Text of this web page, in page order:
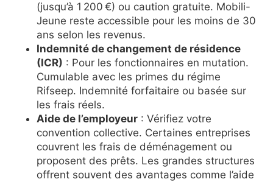
(jusqu’à 1 200 €) ou caution gratuite. Mobili-
Jeune reste accessible pour les moins de 30
ans selon les revenus.
Indemnité de changement de résidence
(ICR) : Pour les fonctionnaires en mutation.
Cumulable avec les primes du régime
Rifseep. Indemnité forfaitaire ou basée sur
les frais réels.
Aide de l’employeur: Vérifiez votre
convention collective. Certaines entreprises
couvrent les frais de déménagement ou
proposent des prêts. Les grandes structures
offrent souvent des avantages comme l’aide